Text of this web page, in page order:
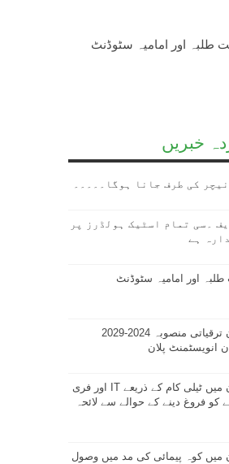
طلبہ اور امامیہ سٹوڈنٹ
خبریں
کی طرف جانا ہوگا۔۔۔۔۔
۔سی تمام اسٹیک ہولڈرز پر
ہے
اور امامیہ سٹوڈنٹ
گلگت بلتستان ترقیاتی منصوبہ 2024-2029
انویسٹمنٹ پلان
گلگت بلتستان میں ٹیلی کام کے ذریعے IT اور فری
کو فروغ دینے کے حوالے سے لائحہ
میں کوہ پیمائی کی مد میں وصول